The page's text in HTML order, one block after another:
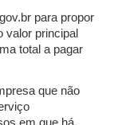
para propor
valor principal
total a pagar
que não